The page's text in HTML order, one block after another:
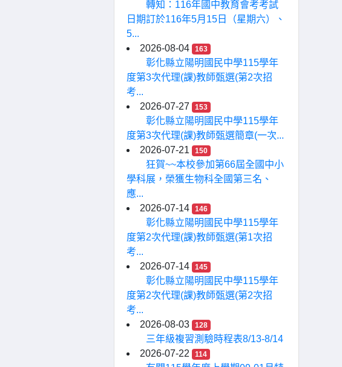
轉知：116年國中教育會考考試
日期訂於116年5月15日（星期六）、
5...
2026-08-04
163
彰化縣立陽明國民中學115學年
度第3次代理(課)教師甄選(第2次招
考...
2026-07-27
153
彰化縣立陽明國民中學115學年
度第3次代理(課)教師甄選簡章(一次...
2026-07-21
150
狂賀~~本校參加第66屆全國中小
學科展，榮獲生物科全國第三名、
應...
2026-07-14
146
彰化縣立陽明國民中學115學年
度第2次代理(課)教師甄選(第1次招
考...
2026-07-14
145
彰化縣立陽明國民中學115學年
度第2次代理(課)教師甄選(第2次招
考...
2026-08-03
128
三年級複習測驗時程表8/13-8/14
2026-07-22
114